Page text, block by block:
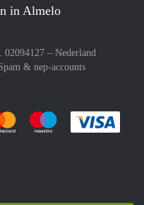
in Almelo
– Nederland
& nep-accounts
gemakkelijk af met Paypal
Je rekent gemakkelijk af met
Je rekent